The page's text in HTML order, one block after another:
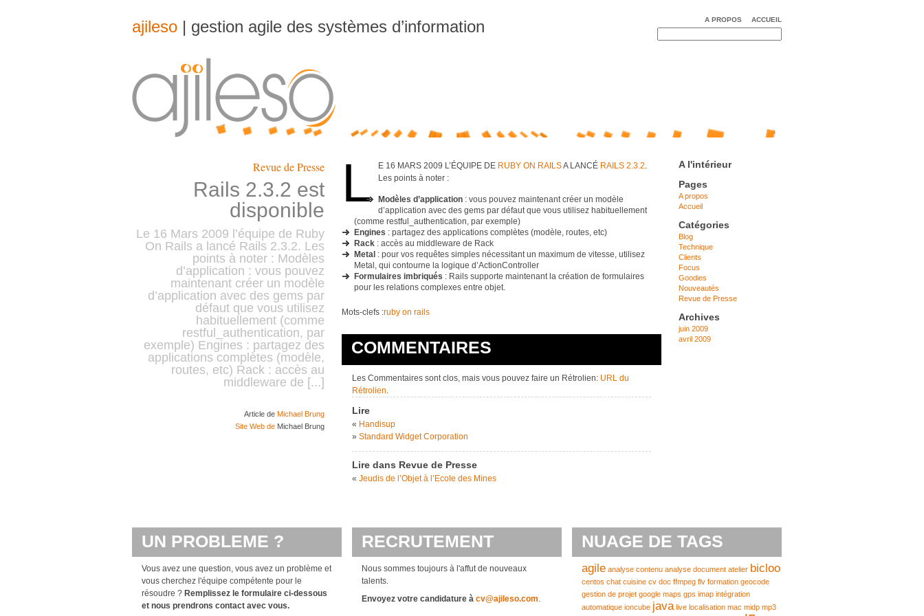
ACCUEIL
A PROPOS
ajileso | gestion agile des systèmes d’information
Revue de Presse
Rails 2.3.2 est
disponible
Le 16 Mars 2009 l’équipe de Ruby
On Rails a lancé Rails 2.3.2. Les
points à noter : Modèles
d’application : vous pouvez
maintenant créer un modèle
d’application avec des gems par
défaut que vous utilisez
habituellement (comme
restful_authentication, par
exemple) Engines : partagez des
applications complètes (modèle,
routes, etc) Rack : accès au
middleware de [...]
Article de Michael Brung
Site Web de Michael Brung
L e 16 Mars 2009 l’équipe de Ruby On Railsa lancé Rails 2.3.2.
Les points à noter :
Modèles d’application : vous pouvez maintenant créer un modèle
d’application avec des gems par défaut que vous utilisez habituellement
(comme restful_authentication, par exemple)
Engines : partagez des applications complètes (modèle, routes, etc)
Rack : accès au middleware de Rack
Metal : pour vos requêtes simples nécessitant un maximum de vitesse, utilisez
Metal, qui contourne la logique d’ActionController
Formulaires imbriqués : Rails supporte maintenant la création de formulaires
pour les relations complexes entre objet.
Mots-clefs :ruby on rails
COMMENTAIRES
Les Commentaires sont clos, mais vous pouvez faire un Rétrolien: URL du
Rétrolien.
Lire
« Handisup
» Standard Widget Corporation
Lire dans Revue de Presse
« Jeudis de l’Objet à l’Ecole des Mines
A l'intérieur
Pages
A propos
Accueil
Catégories
Blog
Technique
Clients
Focus
Goodies
Nouveautés
Revue de Presse
Archives
juin 2009
avril 2009
UN PROBLEME ?
Vous avez une question, vous avez un problème et
vous cherchez l'équipe compétente pour le
résoudre ? Remplissez le formulaire ci-dessous
et nous prendrons contact avec vous.
RECRUTEMENT
Nous sommes toujours à l'affut de nouveaux
talents.
Envoyez votre candidature à cv@ajileso.com.
NUAGE DE TAGS
agile analyse contenu analyse document atelier bicloo
centos chat cuisine cv doc ffmpeg flv formation geocode
gestion de projet google maps gps imap intégration
automatique ioncube java live localisation mac midp mp3